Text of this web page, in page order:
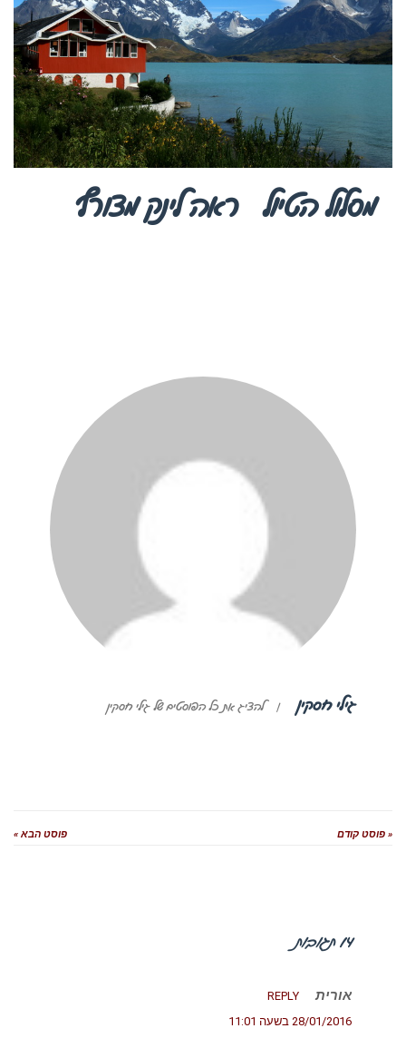
מסלול הטיולראה לינק מצורף
גילי חסקין | להציג את כל הפוסטים של גילי חסקין
« פוסט קודם פוסט הבא »
14 תגובות
אורית
REPLY
28/01/2016 בשעה 11:01